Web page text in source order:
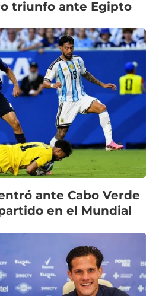
triunfo ante Egipto
ante Cabo Verde
en el Mundial